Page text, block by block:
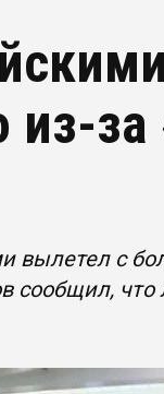
за
вылетел с
что